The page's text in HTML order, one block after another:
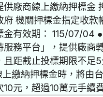
供廠商線上繳納押標金
府 機關押標金指定收
金有效期： 115/07/04
服務平台」，提供廠商
且距截止投標期限不足
繳納押標金時，將由
10元，超過10萬元手續